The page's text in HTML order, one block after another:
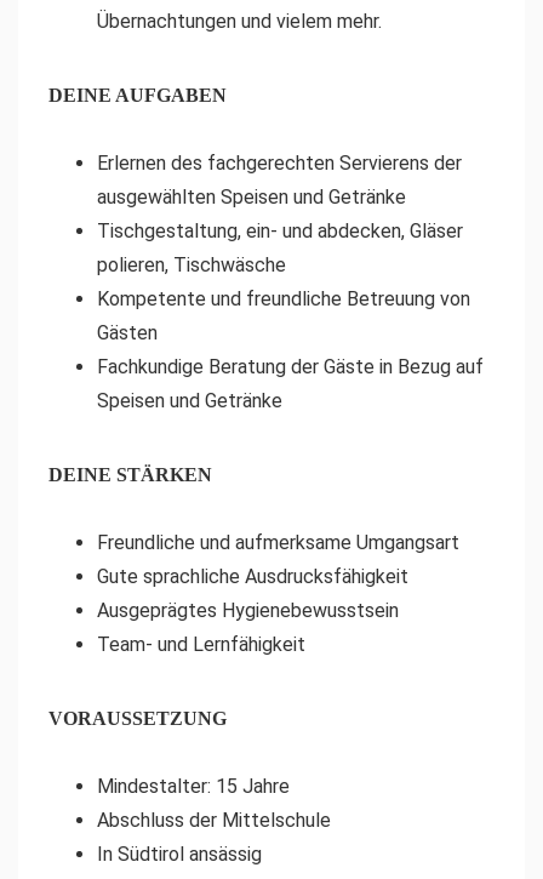
Übernachtungen und vielem mehr.
DEINE AUFGABEN
Erlernen des fachgerechten Servierens der
ausgewählten Speisen und Getränke
Tischgestaltung, ein- und abdecken, Gläser
polieren, Tischwäsche
Kompetente und freundliche Betreuung von
Gästen
Fachkundige Beratung der Gäste in Bezug auf
Speisen und Getränke
DEINE STÄRKEN
Freundliche und aufmerksame Umgangsart
Gute sprachliche Ausdrucksfähigkeit
Ausgeprägtes Hygienebewusstsein
Team- und Lernfähigkeit
VORAUSSETZUNG
Mindestalter: 15 Jahre
Abschluss der Mittelschule
In Südtirol ansässig